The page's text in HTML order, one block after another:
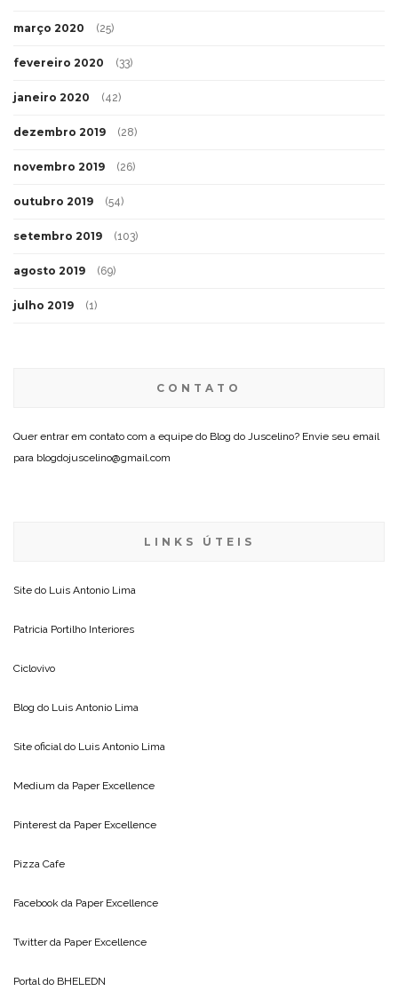
março 2020 (25)
fevereiro 2020 (33)
janeiro 2020 (42)
dezembro 2019 (28)
novembro 2019 (26)
outubro 2019 (54)
setembro 2019 (103)
agosto 2019 (69)
julho 2019 (1)
CONTATO
Quer entrar em contato com a equipe do Blog do Juscelino? Envie seu email
para blogdojuscelino@gmail.com
LINKS ÚTEIS
Site do Luis Antonio Lima
Patricia Portilho Interiores
Ciclovivo
Blog do Luis Antonio Lima
Site oficial do Luis Antonio Lima
Medium da Paper Excellence
Pinterest da Paper Excellence
Pizza Cafe
Facebook da Paper Excellence
Twitter da Paper Excellence
Portal do BHELEDN